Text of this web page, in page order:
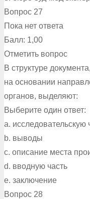
Вопрос 27
Пока нет ответа
Балл: 1,00
Отметить вопрос
В структуре
на основании
органов, выделяют:
Выберите один ответ:
a. исследовательскую
b. выводы
c. описание места
d. вводную часть
e. заключение
Вопрос 28